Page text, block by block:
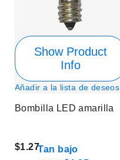
Show Product
Info
Añadir a la lista de deseos
Bombilla LED amarilla
$1.27Tan bajo